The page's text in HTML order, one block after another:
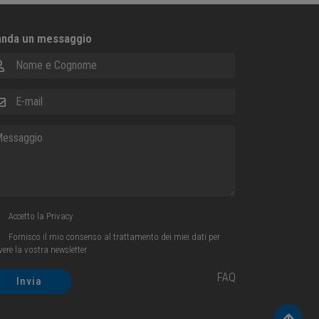
un messaggio
e Cognome
Accetto la Privacy
Fornisco il mio consenso al trattamento dei miei dati per
la vostra newsletter
Invia FAQ